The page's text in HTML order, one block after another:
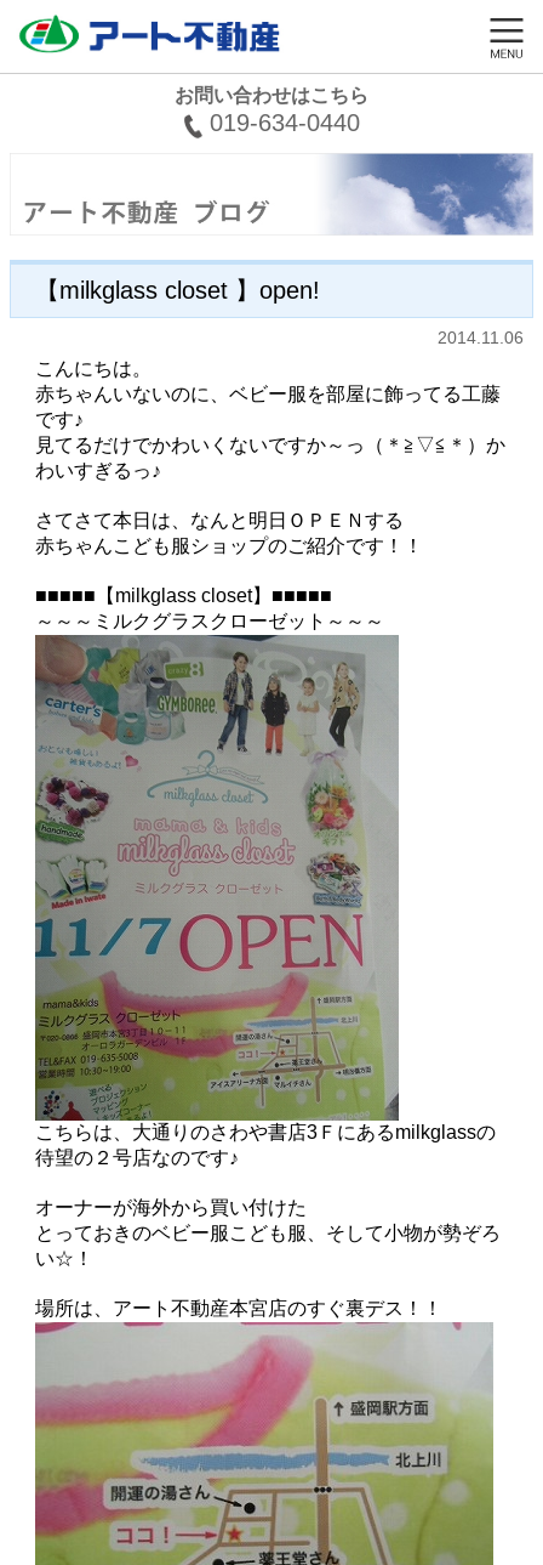
お問い合わせはこちら
019-634-0440
【milkglass closet 】open!
2014.11.06
こんにちは。
赤ちゃんいないのに、ベビー服を部屋に飾ってる工藤
です♪
見てるだけでかわいくないですか～っ（＊≧▽≦＊）か
わいすぎるっ♪
さてさて本日は、なんと明日ＯＰＥＮする
赤ちゃんこども服ショップのご紹介です！！
■■■■■【 milkglass closet】■■■■■
～～～ミルクグラスクローゼット～～～
こちらは、大通りのさわや書店3Ｆにあるmilkglassの
待望の ２号店なのです♪
オーナーが海外から買い付けた
とっておきのベビー服こども服、そして小物が勢ぞろ
い☆！
場所は、 アート不動産本宮店のすぐ裏デス ！！